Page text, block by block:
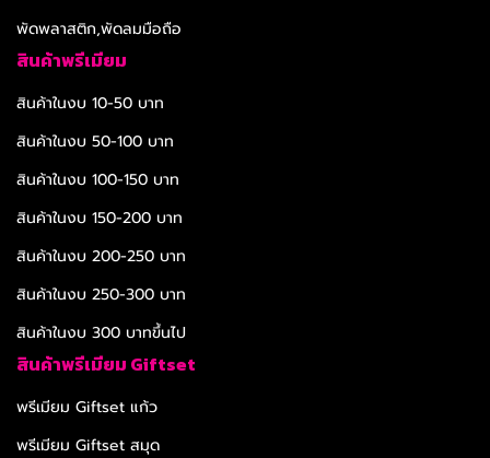
พัดพลาสติก,พัดลมมือถือ
สินค้าพรีเมียม
สินค้าในงบ 10-50 บาท
สินค้าในงบ 50-100 บาท
สินค้าในงบ 100-150 บาท
สินค้าในงบ 150-200 บาท
สินค้าในงบ 200-250 บาท
สินค้าในงบ 250-300 บาท
สินค้าในงบ 300 บาทขึ้นไป
สินค้าพรีเมียม Giftset
พรีเมียม Giftset แก้ว
พรีเมียม Giftset สมุด